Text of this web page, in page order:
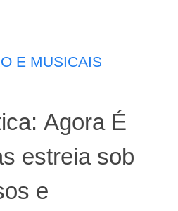
E MUSICAIS
Agora É
estreia sob
e